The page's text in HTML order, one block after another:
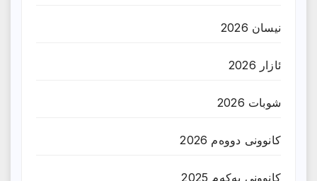
نیسان 2026
ئازار 2026
شوبات 2026
کانوونی دووەم 2026
کانوونی یەکەم 2025